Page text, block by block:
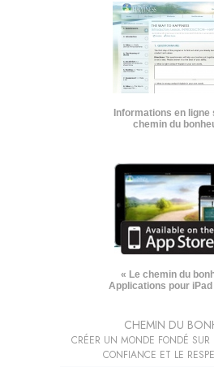
Informations en ligne
chemin du
« Le chemin du
Applications pour iPad
CHEMIN DU
CRÉER UN MONDE FONDÉ SUR
CONFIANCE ET LE